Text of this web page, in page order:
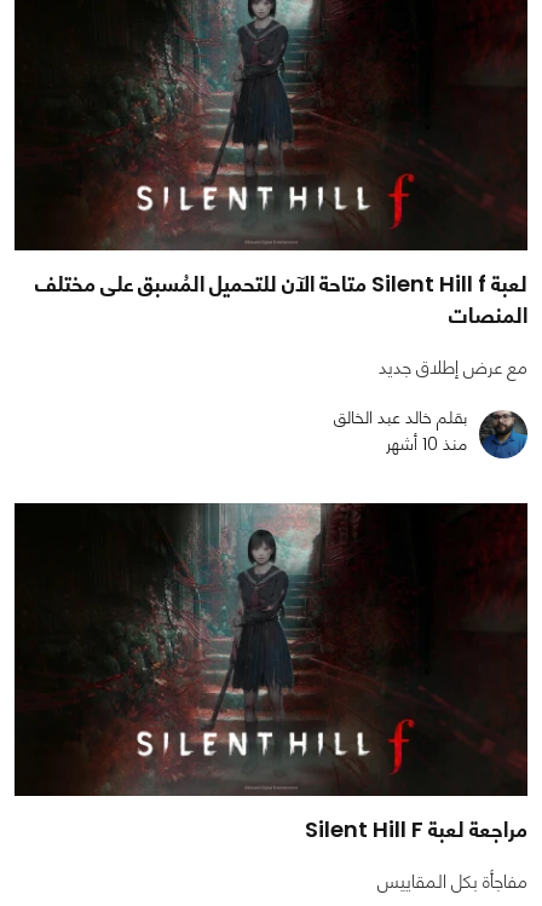
لعبة Silent Hill f متاحة الآن للتحميل المُسبق على مختلف
المنصات
مع عرض إطلاق جديد
بقلم خالد عبد الخالق
منذ 10 أشهر
مراجعة لعبة Silent Hill F
مفاجأة بكل المقاييس